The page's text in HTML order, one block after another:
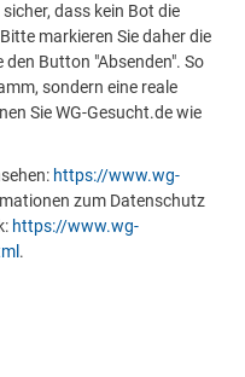
dass kein Bot die
markieren Sie daher die
Button "Absenden". So
sondern eine reale
Sie WG-Gesucht.de wie
https://www.wg-
zum Datenschutz
https://www.wg-
.